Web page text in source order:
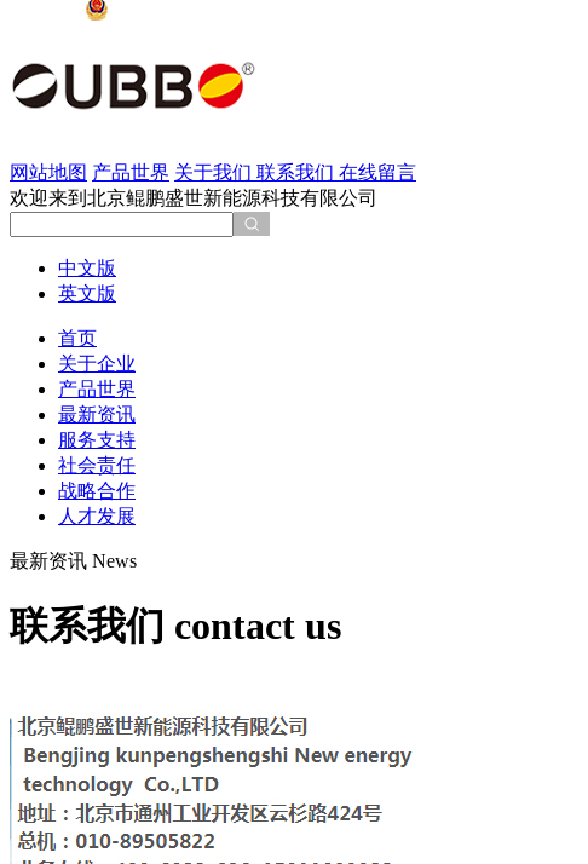
网站地图 产品世界 关于我们 联系我们 在线留言
欢迎来到北京鲲鹏盛世新能源科技有限公司
中文版
英文版
首页
关于企业
产品世界
最新资讯
服务支持
社会责任
战略合作
人才发展
最新资讯 News
联系我们 contact us